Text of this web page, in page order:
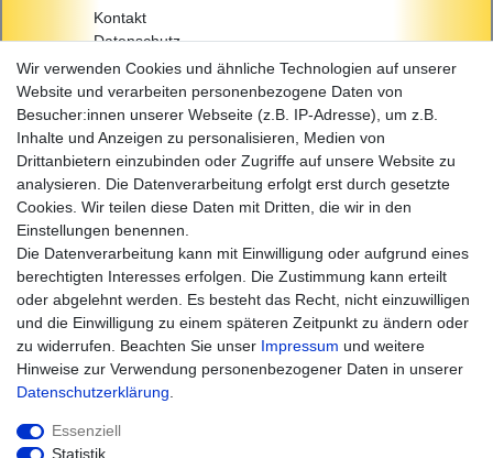
Kontakt
Datenschutz
AGB
Impressum
Einkaufen
Zahlungsarten
Versandarten & -kosten
Widerrufsrecht
Warenkorb
Zur Kasse
Hilfe
Wir verwenden Cookies und ähnliche Technologien auf unserer
Website und verarbeiten personenbezogene Daten von
Besucher:innen unserer Webseite (z.B. IP-Adresse), um z.B.
Inhalte und Anzeigen zu personalisieren, Medien von
Drittanbietern einzubinden oder Zugriffe auf unsere Website zu
analysieren. Die Datenverarbeitung erfolgt erst durch gesetzte
Cookies. Wir teilen diese Daten mit Dritten, die wir in den
Einstellungen benennen.
Die Datenverarbeitung kann mit Einwilligung oder aufgrund eines
berechtigten Interesses erfolgen. Die Zustimmung kann erteilt
oder abgelehnt werden. Es besteht das Recht, nicht einzuwilligen
und die Einwilligung zu einem späteren Zeitpunkt zu ändern oder
zu widerrufen. Beachten Sie unser Impressum und weitere
Hinweise zur Verwendung personenbezogener Daten in unserer
Daten­schutz­erklärung
Essenziell
Statistik